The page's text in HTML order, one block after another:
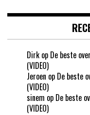
Dirk op De beste
(VIDEO)
Jeroen op De beste
(VIDEO)
sinem op De beste
(VIDEO)